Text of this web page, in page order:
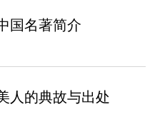
国名著简介
人的典故与出处